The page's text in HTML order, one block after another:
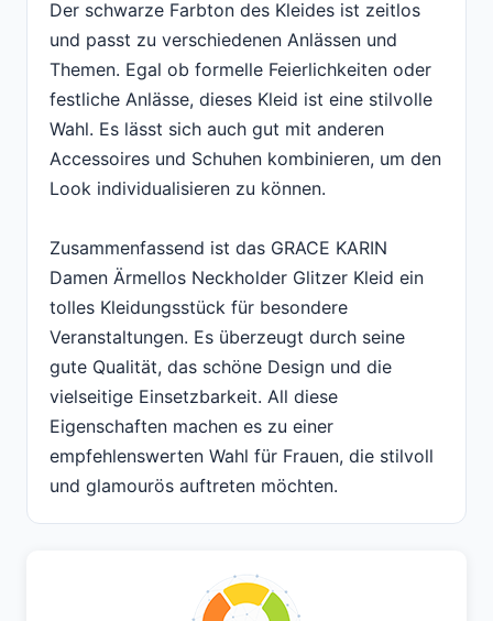
Der schwarze Farbton des Kleides ist zeitlos
und passt zu verschiedenen Anlässen und
Themen. Egal ob formelle Feierlichkeiten oder
festliche Anlässe, dieses Kleid ist eine stilvolle
Wahl. Es lässt sich auch gut mit anderen
Accessoires und Schuhen kombinieren, um den
Look individualisieren zu können.
Zusammenfassend ist das GRACE KARIN
Damen Ärmellos Neckholder Glitzer Kleid ein
tolles Kleidungsstück für besondere
Veranstaltungen. Es überzeugt durch seine
gute Qualität, das schöne Design und die
vielseitige Einsetzbarkeit. All diese
Eigenschaften machen es zu einer
empfehlenswerten Wahl für Frauen, die stilvoll
und glamourös auftreten möchten.